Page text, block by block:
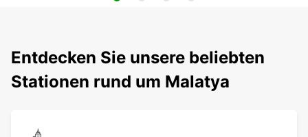
Entdecken Sie unsere beliebten
Stationen rund um Malatya